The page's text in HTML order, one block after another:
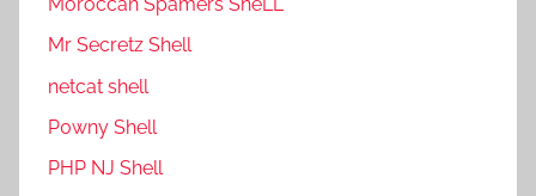
Mr Secretz Shell
netcat shell
P0wny Shell
PHP NJ Shell